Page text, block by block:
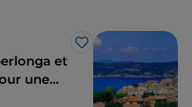
J’aime
et
une